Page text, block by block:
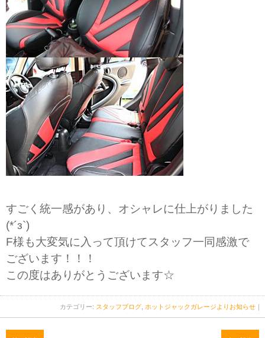
すごく統一感があり、オシャレに仕上がりました
(*´з`)
F様も大変気に入って頂けてスタッフ一同感激で
ございます！！！
この度はありがとうございます☆
カテゴリー: スタッフブログ ホットジャックガレージよりお知らせ ｜